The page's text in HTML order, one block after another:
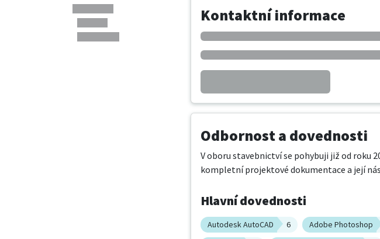
Kontaktní informace
Odbornost a dovednosti
V oboru stavebnictví se pohybuji již od roku
kompletní projektové dokumentace a její
Hlavní dovednosti
Autodesk AutoCAD 6 Adobe Photoshop